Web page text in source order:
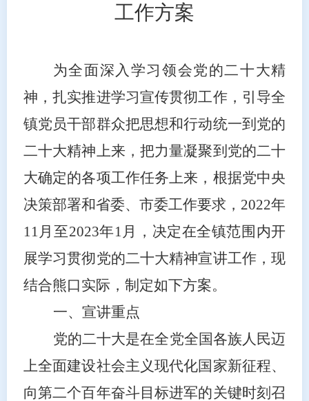
工作方案
为全面深入学习领会党的二十大精
神，扎实推进学习宣传贯彻工作，引导全
镇党员干部群众把思想和行动统一到党的
二十大精神上来，把力量凝聚到党的二十
大确定的各项工作任务上来，根据党中央
决策部署和省委、市委工作要求， 2022年
11月至2023年1月，决定在全镇范围内开
展学习贯彻党的二十大精神宣讲工作，现
结合熊口实际，制定如下方案。
一、宣讲重点
党的二十大是在全党全国各族人民迈
上全面建设社会主义现代化国家新征程、
向第二个百年奋斗目标进军的关键时刻召